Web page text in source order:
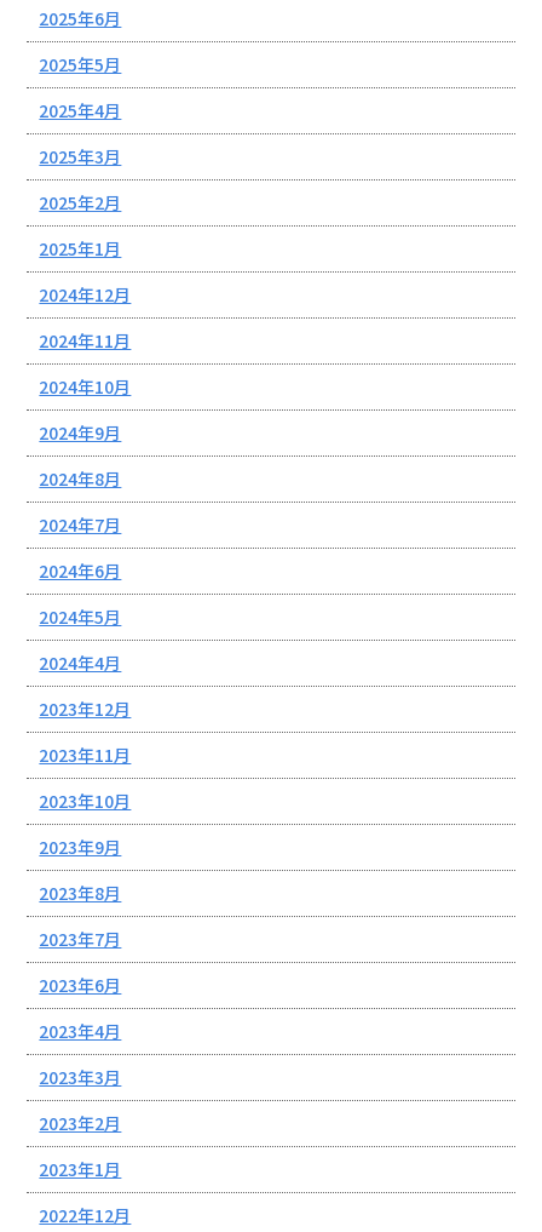
2025年6月
2025年5月
2025年4月
2025年3月
2025年2月
2025年1月
2024年12月
2024年11月
2024年10月
2024年9月
2024年8月
2024年7月
2024年6月
2024年5月
2024年4月
2023年12月
2023年11月
2023年10月
2023年9月
2023年8月
2023年7月
2023年6月
2023年4月
2023年3月
2023年2月
2023年1月
2022年12月